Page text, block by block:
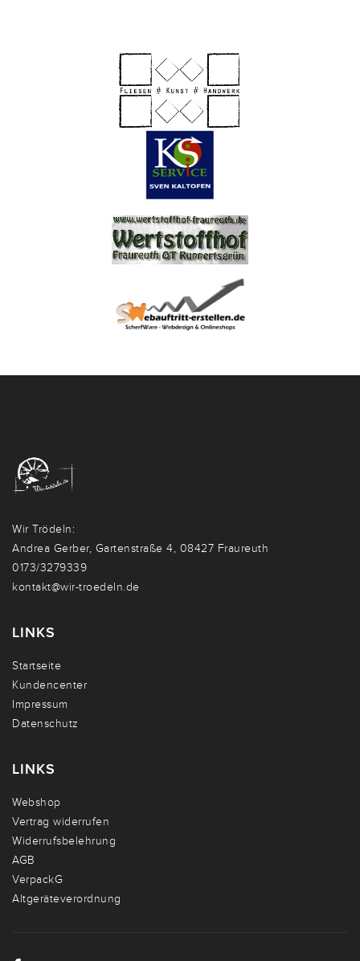
Wir Trödeln:
Andrea Gerber, Gartenstraße 4, 08427 Fraureuth
0173/3279339
kontakt@wir-troedeln.de
LINKS
Startseite
Kundencenter
Impressum
Datenschutz
LINKS
Webshop
Vertrag widerrufen
Widerrufsbelehrung
AGB
VerpackG
Altgeräteverordnung